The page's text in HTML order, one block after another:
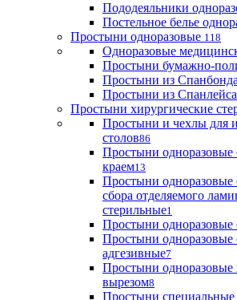
Пододеяльники
Постельное белье
Простыни одноразовые 118
Одноразовые
Простыни бумажно-
Простыни из Спанбонда
Простыни из Спанлейса
Простыни хирургические
Простыни и чехлы для
столов86
Простыни одноразовые
краем13
Простыни одноразовые
сбора отделяемого
стерильные1
Простыни одноразовые
Простыни одноразовые
адгезивные7
Простыни одноразовые
вырезом8
Простыни специальные